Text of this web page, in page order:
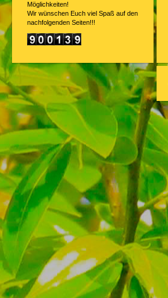
Möglichkeiten!
Wir wünschen Euch viel Spaß auf den
nachfolgenden Seiten!!!